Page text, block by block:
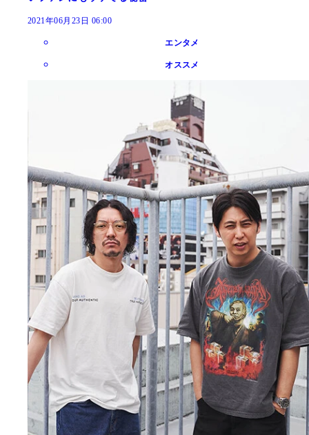
2021年06月23日 06:00
エンタメ
オススメ